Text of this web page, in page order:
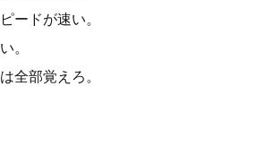
ードが速い。
。
全部覚えろ。